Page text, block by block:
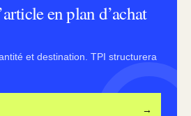
en plan d’achat
et destination. TPI structurera
→